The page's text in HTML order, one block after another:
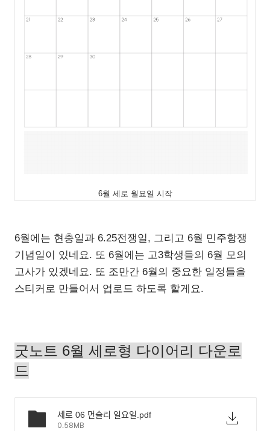
6월 세로 월요일 시작
6월에는 현충일과 6.25전쟁일, 그리고 6월 민주항쟁
기념일이 있네요. 또 6월에는 고3학생들의 6월 모의
고사가 있겠네요. 또 조만간 6월의 중요한 일정들을
스티커로 만들어서 업로드 하도록 할게요.
굿노트 6월 세로형 다이어리 다운로
드
세로 06 먼슬리 일요일.pdf
0.58MB